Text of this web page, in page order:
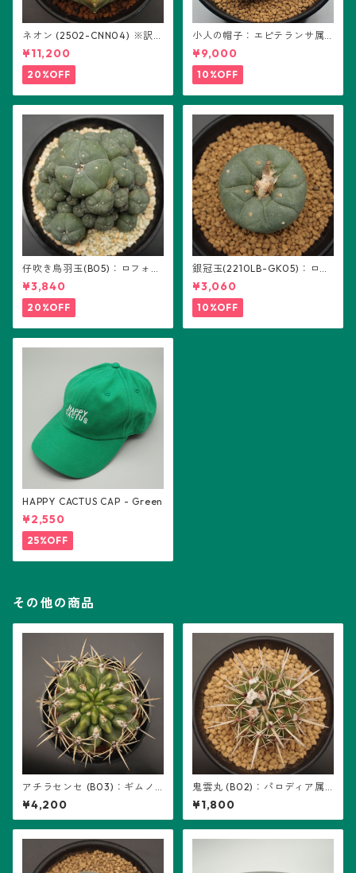
ネオン (2502-CNN04) ※訳あ
り：ギムノカリキウム属 ※実
生
¥11,200
20%OFF
小人の帽子：エピテランサ属
(B01)
¥9,000
10%OFF
仔吹き烏羽玉(B05)：ロフォフ
ォラ属
¥3,840
20%OFF
銀冠玉(2210LB-GK05)：ロフ
ォフォラ属 ※実生
¥3,060
10%OFF
HAPPY CACTUS CAP - Green
¥2,550
25%OFF
その他の商品
アチラセンセ (B03)：ギムノ
カリキウム属 ※実生、曙斑
¥4,200
鬼雲丸 (B02)：パロディア属
※実生
¥1,800